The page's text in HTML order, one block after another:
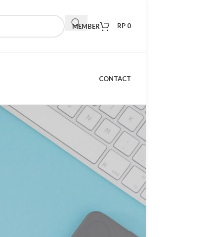
MEMBER RP 0
CONTACT
Kelebihan Xiaomi TV S
Teknologi Masa Depan
15 April 2026